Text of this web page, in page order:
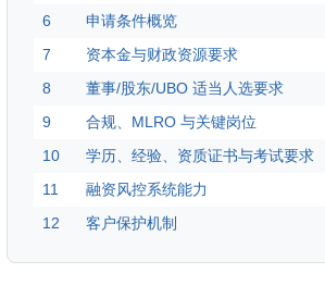
6
申请条件概览
7
资本金与财政资源要求
8
董事/股东/UBO 适当人选要求
9
合规、MLRO 与关键岗位
10
学历、经验、资质证书与考试要求
11
融资风控系统能力
12
客户保护机制